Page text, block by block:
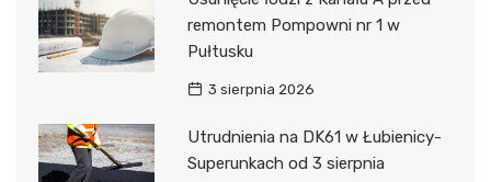
remontem Pompowni nr 1 w
Pułtusku
3 sierpnia 2026
Utrudnienia na DK61 w Łubienicy-
Superunkach od 3 sierpnia